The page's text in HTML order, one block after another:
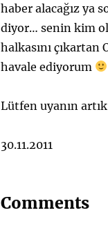
haber alacağız ya
diyor… senin kim
halkasını
havale ediyorum
Lütfen uyanın
30.11.2011
Comments